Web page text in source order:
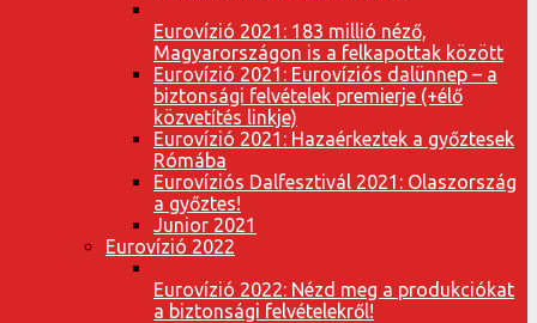
Eurovízió 2021: 183 millió néző,
Magyarországon is a felkapottak között
Eurovízió 2021: Eurovíziós dalünnep – a
biztonsági felvételek premierje (+élő
közvetítés linkje)
Eurovízió 2021: Hazaérkeztek a győztesek
Rómába
Eurovíziós Dalfesztivál 2021: Olaszország
a győztes!
Junior 2021
Eurovízió 2022
Eurovízió 2022: Nézd meg a produkciókat
a biztonsági felvételekről!